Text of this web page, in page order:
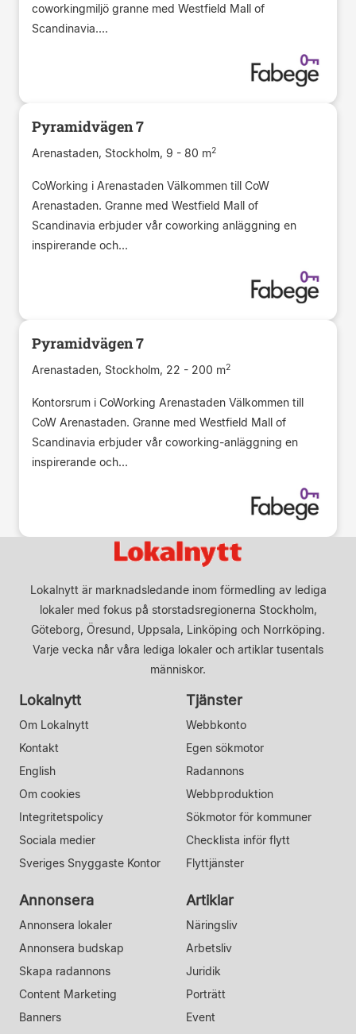
coworkingmiljö granne med Westfield Mall of
Scandinavia....
Pyramidvägen 7
Arenastaden, Stockholm, 9 - 80 m2
CoWorking i Arenastaden Välkommen till CoW
Arenastaden. Granne med Westfield Mall of
Scandinavia erbjuder vår coworking anläggning en
inspirerande och...
Pyramidvägen 7
Arenastaden, Stockholm, 22 - 200 m2
Kontorsrum i CoWorking Arenastaden Välkommen till
CoW Arenastaden. Granne med Westfield Mall of
Scandinavia erbjuder vår coworking-anläggning en
inspirerande och...
Lokalnytt är marknadsledande inom förmedling av lediga
lokaler med fokus på storstadsregionerna Stockholm,
Göteborg, Öresund, Uppsala, Linköping och Norrköping.
Varje vecka når våra lediga lokaler och artiklar tusentals
människor.
Lokalnytt
Om Lokalnytt
Kontakt
English
Om cookies
Integritetspolicy
Sociala medier
Sveriges Snyggaste Kontor
Tjänster
Webbkonto
Egen sökmotor
Radannons
Webbproduktion
Sökmotor för kommuner
Checklista inför flytt
Flyttjänster
Annonsera
Annonsera lokaler
Annonsera budskap
Skapa radannons
Content Marketing
Banners
Artiklar
Näringsliv
Arbetsliv
Juridik
Porträtt
Event